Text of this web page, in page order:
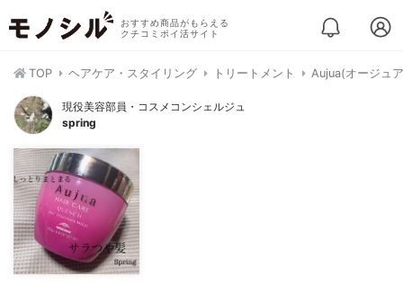
おすすめ商品がもらえる
クチコミポイ活サイト
TOP ヘアケア・スタイリング トリートメント Aujua(オージュ
現役美容部員・コスメコンシェルジュ
spring